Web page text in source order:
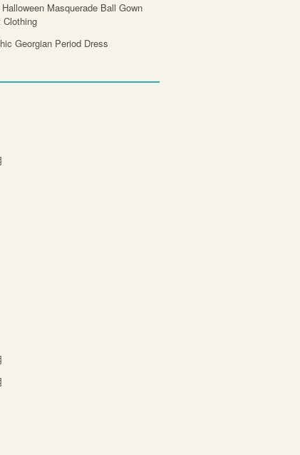
Masquerade Ball Gown
Clothing
Georgian Period Dress